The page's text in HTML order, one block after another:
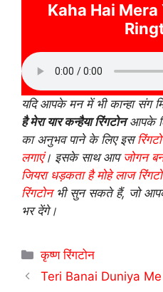
Kaha Hai
यदि आपके मन में भी कान्हा संग
है मेरा यार कन्हैया रिंगटोनआपके
का अनुभव पाने के लिए इस
लगाएं। इसके साथ आप जोगन
जियरा धड़कता है मोहे लाज
रिंगटोनभी सुन सकते हैं, जो
भर देंगे।
Categories
कृष्ण रिंगटोन
Teri Banai Duniya